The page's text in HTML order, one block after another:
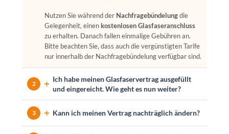
Nutzen Sie während der Nachfragebündelungdie
Gelegenheit, einen kostenlosen Glasfaseranschluss
zu erhalten. Danach fallen einmalige Gebühren an.
Bitte beachten Sie, dass auch die vergünstigten Tarife
nur innerhalb der Nachfragebündelung verfügbar sind.
2
Ich habe meinen Glasfaservertrag ausgefüllt
und eingereicht. Wie geht es nun weiter?
3 Kann ich meinen Vertrag nachträglich ändern?